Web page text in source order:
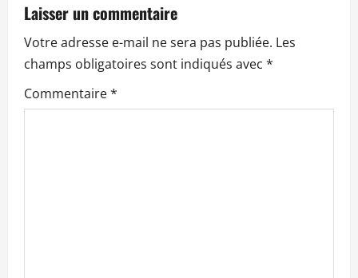
i
o
n
Laisser un commentaire
Votre adresse e-mail ne sera pas publiée. Les
champs obligatoires sont indiqués avec *
Commentaire*